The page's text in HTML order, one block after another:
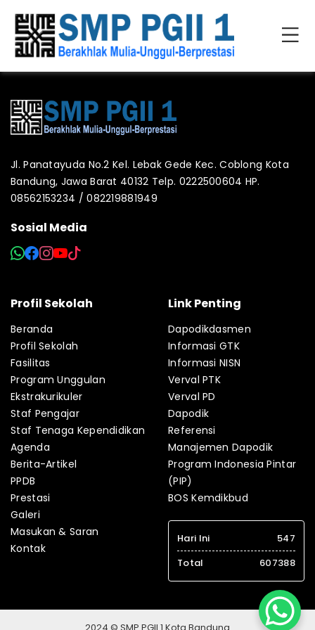
Jl. Panatayuda No.2 Kel. Lebak Gede Kec. Coblong Kota
Bandung, Jawa Barat 40132 Telp. 0222500604 HP.
08562153234 / 082219881949
Sosial Media
Profil Sekolah
Beranda
Profil Sekolah
Fasilitas
Program Unggulan
Ekstrakurikuler
Staf Pengajar
Staf Tenaga Kependidikan
Agenda
Berita-Artikel
PPDB
Prestasi
Galeri
Masukan & Saran
Kontak
Link Penting
Dapodikdasmen
Informasi GTK
Informasi NISN
Verval PTK
Verval PD
Dapodik
Referensi
Manajemen Dapodik
Program Indonesia Pintar
(PIP)
BOS Kemdikbud
Hari Ini
547
Total
607388